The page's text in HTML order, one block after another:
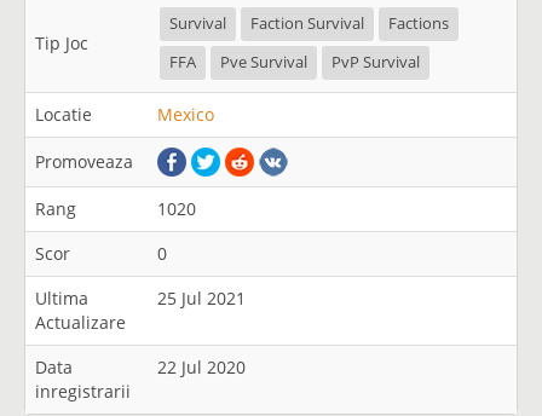
Tip Joc
Survival Faction Survival
Factions
FFA
Pve Survival PvP Survival
Locatie Mexico
Promoveaza
Rang
1020
Scor
0
Ultima
Actualizare
25 Jul 2021
Data
inregistrarii
22 Jul 2020